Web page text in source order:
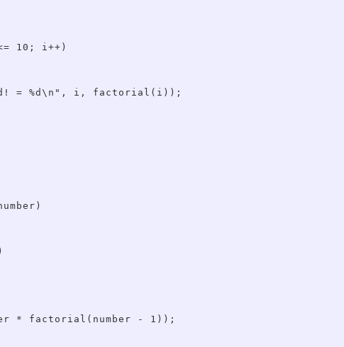
10; i++)
= %d\n", i, factorial(i));
* factorial(number - 1));